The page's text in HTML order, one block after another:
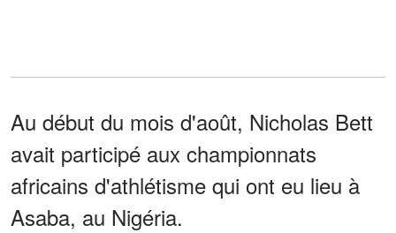
Au début du mois d'août, Nicholas Bett
avait participé aux championnats
africains d'athlétisme qui ont eu lieu à
Asaba, au Nigéria.